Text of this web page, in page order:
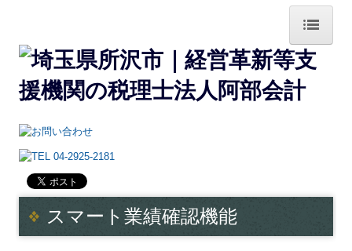
ホーム
阿部会計の特長
業務案内
病院・診療所の皆様へ
スマート業績確認機能